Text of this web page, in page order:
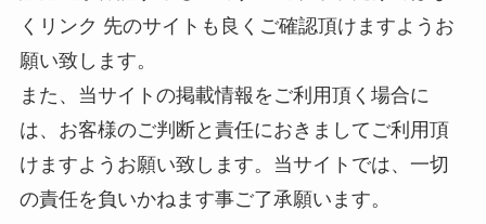
くリンク 先のサイトも良くご確認頂けますようお
願い致します。
また、当サイトの掲載情報をご利用頂く場合に
は、お客様のご判断と責任におきましてご利用頂
けますようお願い致します。当サイトでは、一切
の責任を負いかねます事ご了承願います。